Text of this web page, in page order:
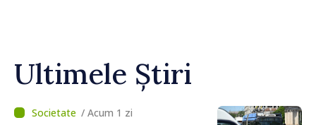
Ultimele Știri
/ Acum 1 zi